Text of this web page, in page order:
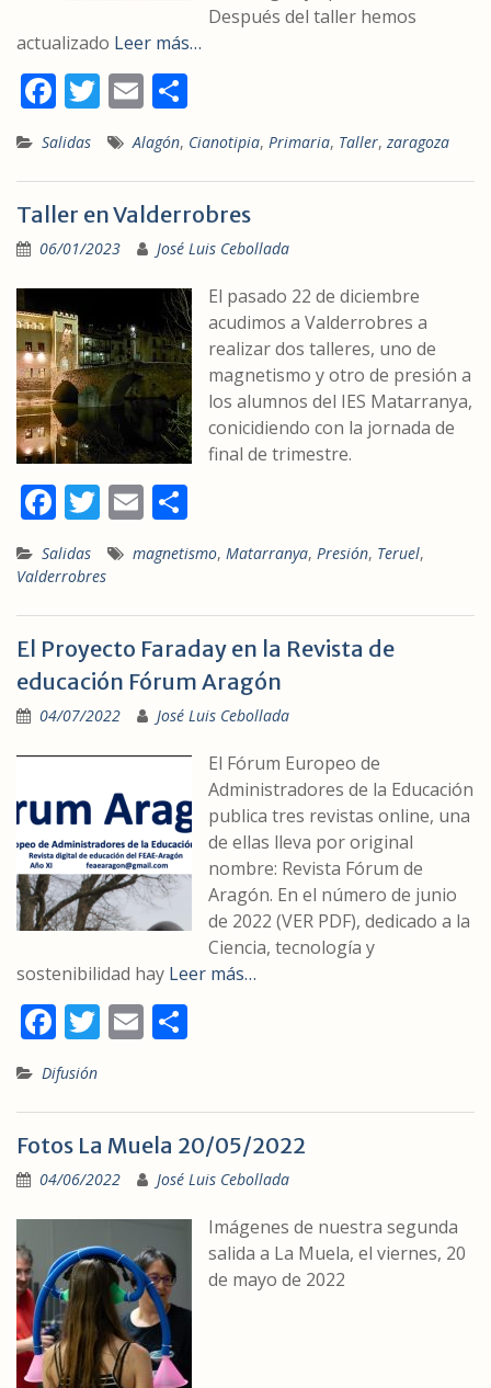
Después del taller hemos
actualizado Leer más…
F
ac
e
b
o
o
k
T
w
itt
er
E
m
ai
l
o
m
p
ar
ti
r
Salidas Alagón, Cianotipia, Primaria, Taller,zaragoza
Taller en Valderrobres
06/01/2023 José Luis Cebollada
El pasado 22 de diciembre
acudimos a Valderrobres a
realizar dos talleres, uno de
magnetismo y otro de presión a
los alumnos del IES Matarranya,
conicidiendo con la jornada de
final de trimestre.
F
ac
e
b
o
o
k
T
w
itt
er
E
ai
l
o
m
p
ar
ti
r
Salidas magnetismo, Matarranya, Presión, Teruel,
Valderrobres
El Proyecto Faraday en la Revista de
educación Fórum Aragón
04/07/2022 José Luis Cebollada
El Fórum Europeo de
Administradores de la Educación
publica tres revistas online, una
de ellas lleva por original
nombre: Revista Fórum de
Aragón. En el número de junio
de 2022 (VER PDF), dedicado a la
Ciencia, tecnología y
sostenibilidad hay Leer más…
F
ac
e
b
o
o
k
T
er
E
l p
ar
ti
r
Difusión
Fotos La Muela 20/05/2022
04/06/2022 José Luis Cebollada
Imágenes de nuestra segunda
salida a La Muela, el viernes, 20
de mayo de 2022